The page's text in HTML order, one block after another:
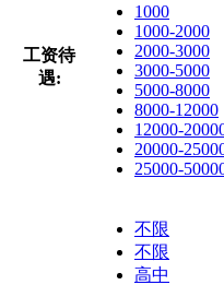
工资待
遇:
1000
1000-2000
2000-3000
3000-5000
5000-8000
8000-12000
12000-
20000-
25000-
不限
不限
高中